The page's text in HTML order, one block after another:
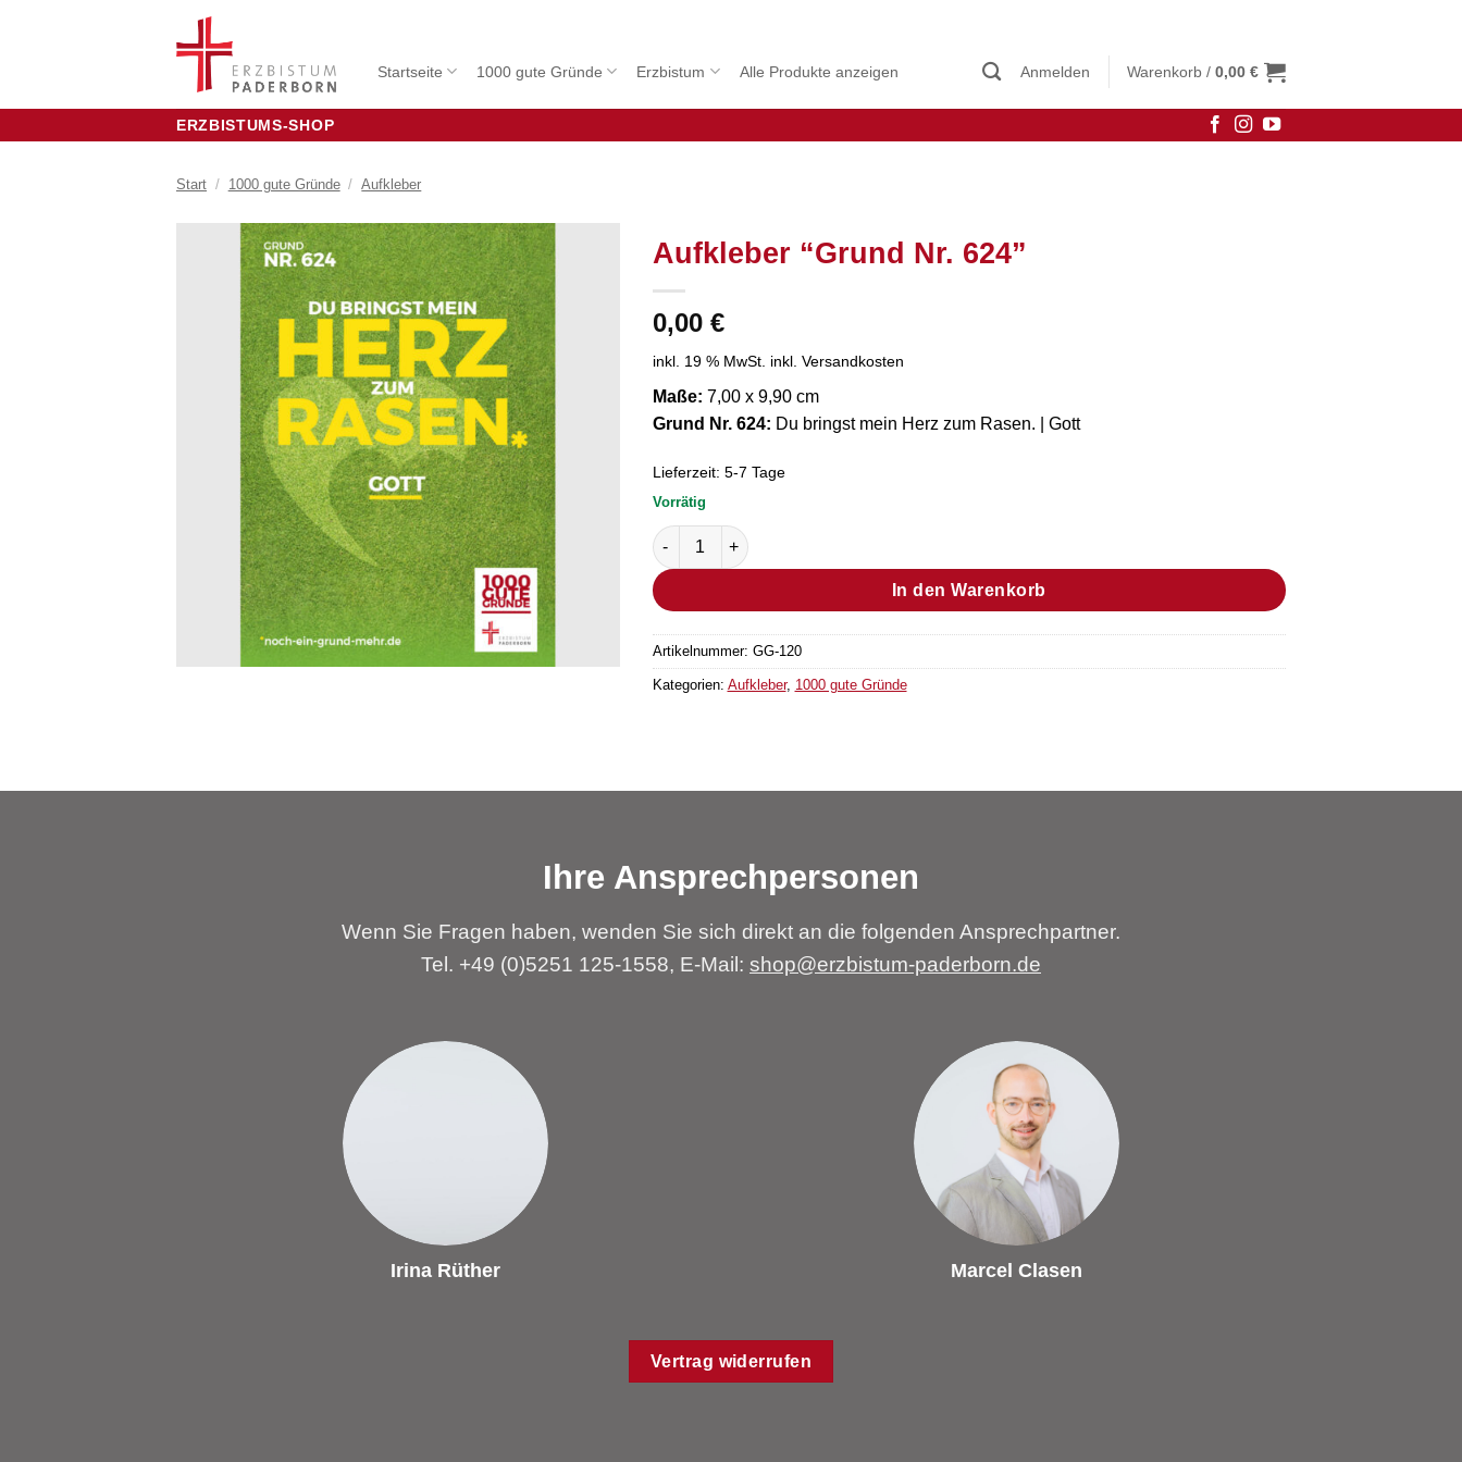
Startseite 1000 gute Gründe Erzbistum Alle Produkte anzeigen Anmelden Warenkorb / 0,00 €
ERZBISTUMS-SHOP
Start / 1000 gute Gründe / Aufkleber
Aufkleber “Grund Nr. 624”
0,00 €
inkl. 19 % MwSt. inkl. Versandkosten
Maße: 7,00 x 9,90 cm
Grund Nr. 624: Du bringst mein Herz zum Rasen. | Gott
Lieferzeit: 5-7 Tage
Vorrätig
Aufkleber “Grund Nr. 624” Menge
In den Warenkorb
Artikelnummer: GG-120
Kategorien: Aufkleber, 1000 gute Gründe
Ihre Ansprechpersonen
Wenn Sie Fragen haben, wenden Sie sich direkt an die folgenden Ansprechpartner.
Tel. +49 (0)5251 125-1558, E-Mail: shop@erzbistum-paderborn.de
Irina Rüther Marcel Clasen
Vertrag widerrufen